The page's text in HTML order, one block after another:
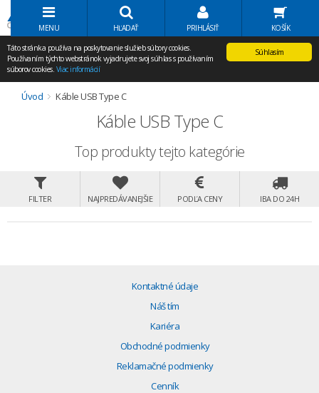
Volať Agem
MENU HĽADAŤ PRIHLÁSIŤ KOŠÍK
Súhlasím
Táto stránka používa na poskytovanie služieb súbory cookies.
Používaním týchto webstránok vyjadrujete svoj súhlas s používaním
súborov cookies. Viac informácií
Úvod Káble USB Type C
Káble USB Type C
Top produkty tejto kategórie
FILTER NAJPREDÁVANEJŠIE PODĽA CENY IBA DO 24H
Kontaktné údaje
Náš tím
Kariéra
Obchodné podmienky
Reklamačné podmienky
Cenník